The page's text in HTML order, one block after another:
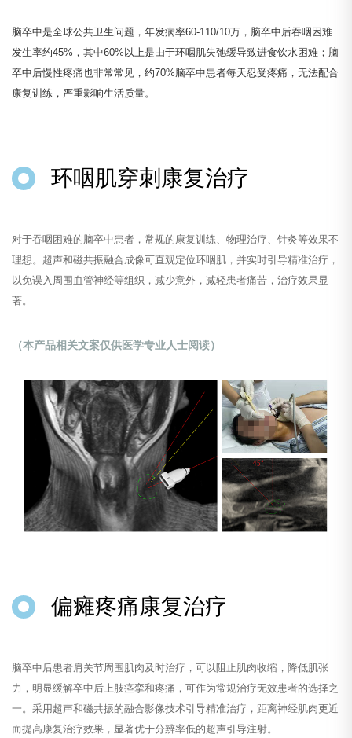
脑卒中是全球公共卫生问题，年发病率60-110/10万，脑卒中后吞咽困难
发生率约45%，其中60%以上是由于环咽肌失弛缓导致进食饮水困难；脑
卒中后慢性疼痛也非常常见，约70%脑卒中患者每天忍受疼痛，无法配合
康复训练，严重影响生活质量。
环咽肌穿刺康复治疗
对于吞咽困难的脑卒中患者，常规的康复训练、物理治疗、针灸等效果不
理想。超声和磁共振融合成像可直观定位环咽肌，并实时引导精准治疗，
以免误入周围血管神经等组织，减少意外，减轻患者痛苦，治疗效果显
著。
（本产品相关文案仅供医学专业人士阅读）
偏瘫疼痛康复治疗
脑卒中后患者肩关节周围肌肉及时治疗，可以阻止肌肉收缩，降低肌张
力，明显缓解卒中后上肢痉挛和疼痛，可作为常规治疗无效患者的选择之
一。采用超声和磁共振的融合影像技术引导精准治疗，距离神经肌肉更近
而提高康复治疗效果，显著优于分辨率低的超声引导注射。